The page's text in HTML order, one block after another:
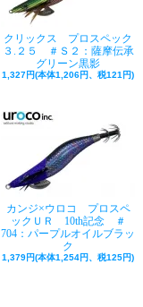
クリックス プロスペック
３.２５ ＃Ｓ２：薩摩伝承
グリーン黒影
1,327円(本体1,206円、税121円)
カンジ×ウロコ プロスペ
ックＵＲ 10th記念 ＃
704：パープルオイルブラッ
ク
1,379円(本体1,254円、税125円)